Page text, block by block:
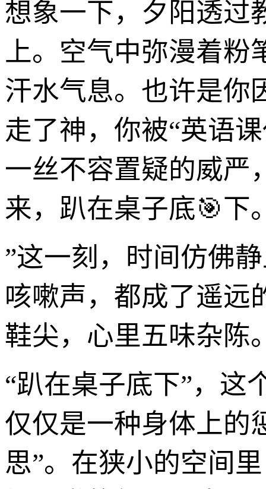
想象一下，夕阳透过
上。空气中弥漫着粉
汗水气息。也许是你
走了神，你被“英语
一丝不容置疑的威严
来，趴在桌子底🎯下
”这一刻，时间仿佛
咳嗽声，都成了遥远
鞋尖，心里五味杂陈
“趴在桌子底下”，这
仅仅是一种身体上的
思”。在狭小的空间